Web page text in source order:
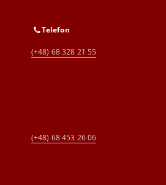
Telefon
(+48) 68 328 21 55
(+48) 68 453 26 06